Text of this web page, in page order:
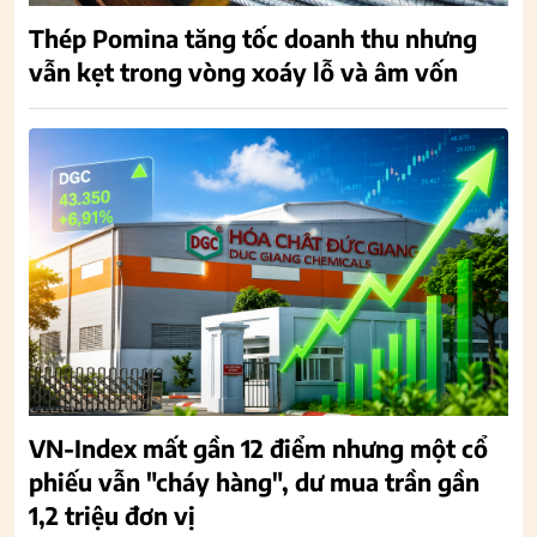
Thép Pomina tăng tốc doanh thu nhưng
vẫn kẹt trong vòng xoáy lỗ và âm vốn
VN-Index mất gần 12 điểm nhưng một cổ
phiếu vẫn "cháy hàng", dư mua trần gần
1,2 triệu đơn vị